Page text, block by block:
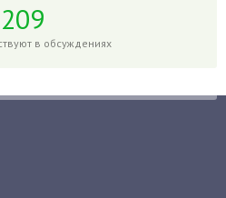
209
в обсуждениях